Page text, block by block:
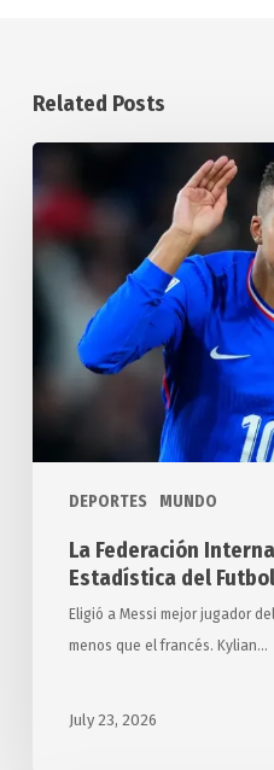
Related Posts
DEPORTES MUNDO
Federación
Internacional
de
Historia
Estadística
Futbol
Mbappé
La Federación
Estadística del
Eligió a Messi mejor jugador
menos que el francés. Kylian…
July 23, 2026